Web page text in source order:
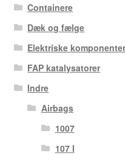
Containere
Dæk og fælge
Elektriske
FAP katalysatorer
Indre
Airbags
1007
107 I